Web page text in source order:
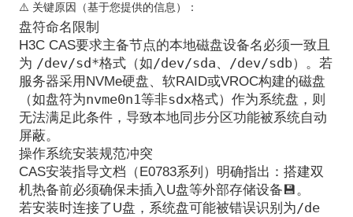
⚠️ 关键原因（基于您提供的信息）：
盘符命名限制
H3C CAS要求主备节点的本地磁盘设备名必须一致且
为 /dev/sd*格式（如/dev/sda、 /dev/sdb）。若
服务器采用NVMe硬盘、软RAID或VROC构建的磁盘
（如盘符为nvme0n1等非sdx格式）作为系统盘，则
无法满足此条件，导致本地同步分区功能被系统自动
屏蔽。
操作系统安装规范冲突
CAS安装指导文档（E0783系列）明确指出：搭建双
机热备前必须确保未插入U盘等外部存储设备💾。
若安装时连接了U盘 ，系统盘可能被错误识别为/de